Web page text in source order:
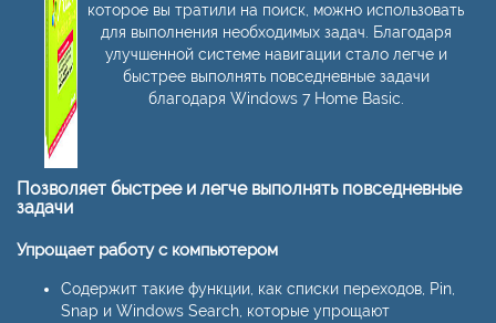
которое вы тратили на поиск, можно использовать
для выполнения необходимых задач. Благодаря
улучшенной системе навигации стало легче и
быстрее выполнять повседневные задачи
благодаря Windows 7 Home Basic.
Позволяет быстрее и легче выполнять повседневные
задачи
Упрощает работу с компьютером
Содержит такие функции, как списки переходов, Pin,
Snap и Windows Search, которые упрощают